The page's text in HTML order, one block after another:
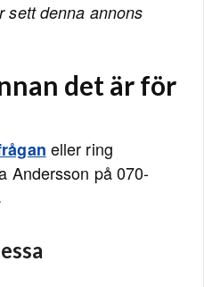
sett denna annons
det är för
eller ring
Andersson på 070-